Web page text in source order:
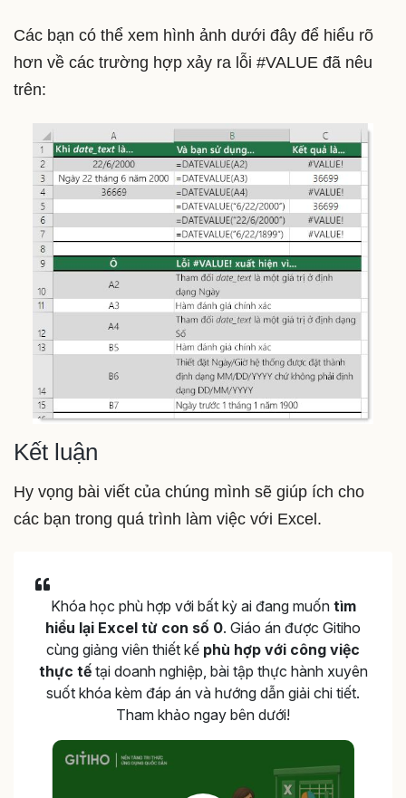
Các bạn có thể xem hình ảnh dưới đây để hiểu rõ
hơn về các trường hợp xảy ra lỗi #VALUE đã nêu
trên:
Kết luận
Hy vọng bài viết của chúng mình sẽ giúp ích cho
các bạn trong quá trình làm việc với Excel.
Khóa học phù hợp với bất kỳ ai đang muốn tìm
hiểu lại Excel từ con số 0. Giáo án được Gitiho
cùng giảng viên thiết kế phù hợp với công việc
thực tếtại doanh nghiệp, bài tập thực hành xuyên
suốt khóa kèm đáp án và hướng dẫn giải chi tiết.
Tham khảo ngay bên dưới!